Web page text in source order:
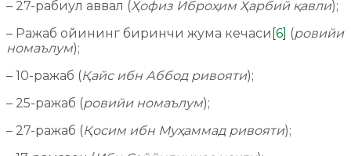
– 27-рабиул аввал (Ҳофиз Иброҳим Ҳарбий қавли);
– Ражаб ойининг биринчи жума кечаси [6] (ровийи
номаълум);
– 10-ражаб (Қайс ибн Аббод ривояти);
– 25-ражаб (ровийи номаълум);
– 27-ражаб (Қосим ибн Муҳаммад ривояти);